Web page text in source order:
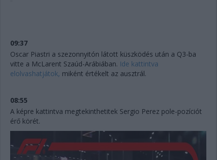
09:37
Oscar Piastri a szezonnyitón látott küszködés után a Q3-ba
vitte a McLarent Szaúd-Arábiában. Ide kattintva
elolvashatjátok, miként értékelt az ausztrál.
08:55
A képre kattintva megtekinthetitek Sergio Perez pole-pozíciót
érő körét.